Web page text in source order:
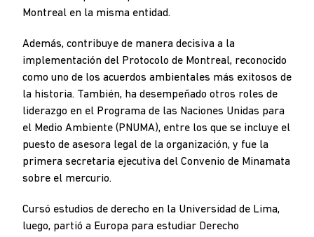
Montreal en la misma entidad.
Además, contribuye de manera decisiva a la
implementación del Protocolo de Montreal, reconocido
como uno de los acuerdos ambientales más exitosos de
la historia. También, ha desempeñado otros roles de
liderazgo en el Programa de las Naciones Unidas para
el Medio Ambiente (PNUMA), entre los que se incluye el
puesto de asesora legal de la organización, y fue la
primera secretaria ejecutiva del Convenio de Minamata
sobre el mercurio.
Cursó estudios de derecho en la Universidad de Lima,
luego, partió a Europa para estudiar Derecho